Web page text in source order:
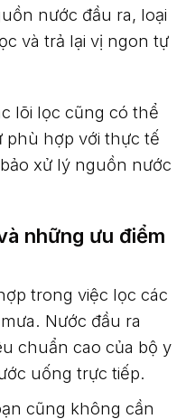
nước đầu ra, loại
và trả lại vị ngon tự
lõi lọc cũng có thể
phù hợp với thực tế
xử lý nguồn nước
những ưu điểm
trong việc lọc các
Nước đầu ra
chuẩn cao của bộ y
uống trực tiếp.
cũng không cần